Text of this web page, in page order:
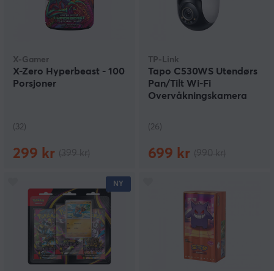
X-Gamer
X-Zero Hyperbeast - 100
Porsjoner
(32)
299 kr
TP-Link
Tapo C530WS Utendørs
Pan/Tilt Wi-Fi
Overvåkningskamera
(26)
699 kr
NY